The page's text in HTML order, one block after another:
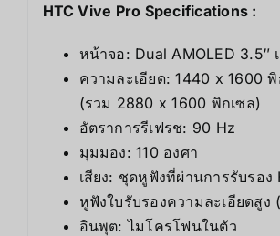
HTC Vive Pro Specifications :
หน้าจอ: Dual AMOLED 3.5″
ความละเอียด: 1440 x 1600
(รวม 2880 x 1600 พิกเซล)
อัตราการรีเฟรช: 90 Hz
มุมมอง: 110 องศา
เสียง: ชุดหูฟังที่ผ่านการรับรอง
หูฟังใบรับรองความละเอียดสูง
อินพุต: ไมโครโฟนในตัว